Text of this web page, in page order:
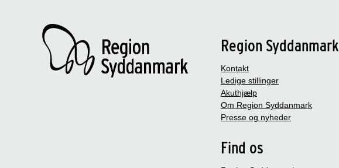
Region Syddanmark
Kontakt
Ledige stillinger
Akuthjælp
Om Region Syddanmark
Presse og nyheder
Find os